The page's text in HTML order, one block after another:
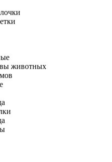
животных